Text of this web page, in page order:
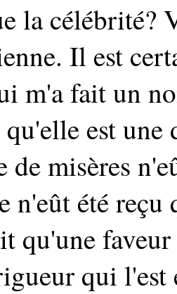
la célébrité?
Il est
m'a fait un
est
de misères
n'eût été
qu'une
qui l'est